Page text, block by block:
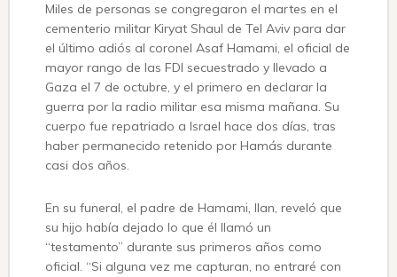
Miles de personas se congregaron el martes en el
cementerio militar Kiryat Shaul de Tel Aviv para dar
el último adiós al coronel Asaf Hamami, el oficial de
mayor rango de las FDI secuestrado y llevado a
Gaza el 7 de octubre, y el primero en declarar la
guerra por la radio militar esa misma mañana. Su
cuerpo fue repatriado a Israel hace dos días, tras
haber permanecido retenido por Hamás durante
casi dos años.
En su funeral, el padre de Hamami, Ilan, reveló que
su hijo había dejado lo que él llamó un
“testamento” durante sus primeros años como
oficial. “Si alguna vez me capturan, no entraré con